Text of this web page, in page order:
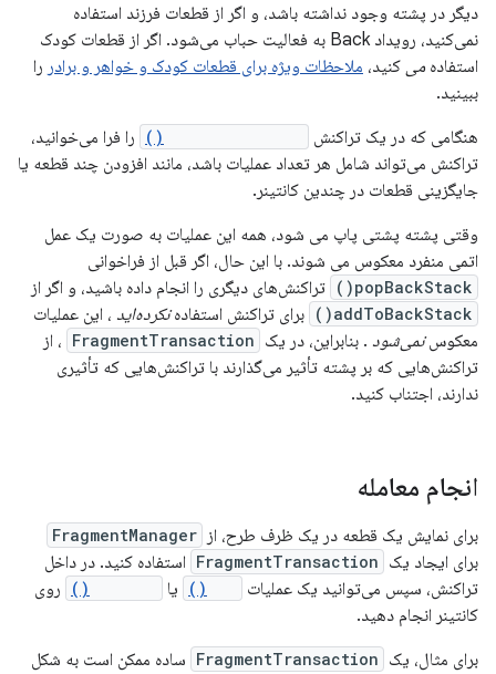
دیگر در پشته وجود نداشته باشد، و اگر از قطعات فرزند استفاده
نمی‌کنید، رویداد Back به فعالیت حباب می‌شود. اگر از قطعات کودک
استفاده می کنید، ملاحظات ویژه برای قطعات کودک و خواهر و برادر را
ببینید.
هنگامی که در یک تراکنش
را فرا می‌خوانید،
تراکنش می‌تواند شامل هر تعداد عملیات باشد، مانند افزودن چند قطعه یا
جایگزینی قطعات در چندین کانتینر.
وقتی پشته پشتی پاپ می شود، همه این عملیات به صورت یک عمل
اتمی منفرد معکوس می شوند. با این حال، اگر قبل از فراخوانی
popBackStack() تراکنش‌های دیگری را انجام داده باشید، و اگر از
addToBackStack() برای تراکنش استفادهنکرده‌اید ، این عملیات
معکوسنمی‌شود . بنابراین، در یک FragmentTransaction ، از
تراکنش‌هایی که بر پشته تأثیر می‌گذارند با تراکنش‌هایی که تأثیری
ندارند، اجتناب کنید.
انجام معامله
برای نمایش یک قطعه در یک ظرف طرح، از FragmentManager
برای ایجاد یک FragmentTransaction استفاده کنید. در داخل
تراکنش، سپس می‌توانید یک عملیات
یا
روی
کانتینر انجام دهید.
برای مثال، یک FragmentTransaction ساده ممکن است به شکل